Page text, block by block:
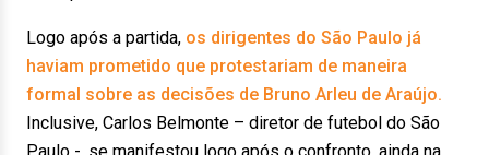
Logo após a partida, os dirigentes do São Paulo já
haviam prometido que protestariam de maneira
formal sobre as decisões de Bruno Arleu de Araújo.
Inclusive, Carlos Belmonte – diretor de futebol do São